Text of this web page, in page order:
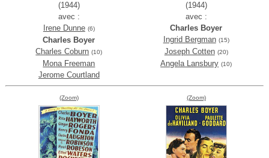
(1944)
avec :
Irene Dunne (6)
Charles Boyer
Charles Coburn (10)
Mona Freeman
Jerome Courtland
(1944)
avec :
Charles Boyer
Ingrid Bergman (15)
Joseph Cotten (20)
Angela Lansbury (10)
(Zoom) (Zoom)